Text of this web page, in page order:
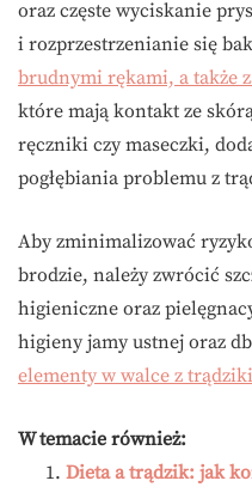
oraz częste wyciskanie
i rozprzestrzenianie się
brudnymi rękami, a także
które mają kontakt ze
ręczniki czy maseczki,
pogłębiania problemu z
Aby zminimalizować
brodzie, należy zwrócić
higieniczne oraz
higieny jamy ustnej oraz
elementy w walce z
W temacie również:
Dieta a trądzik: jak